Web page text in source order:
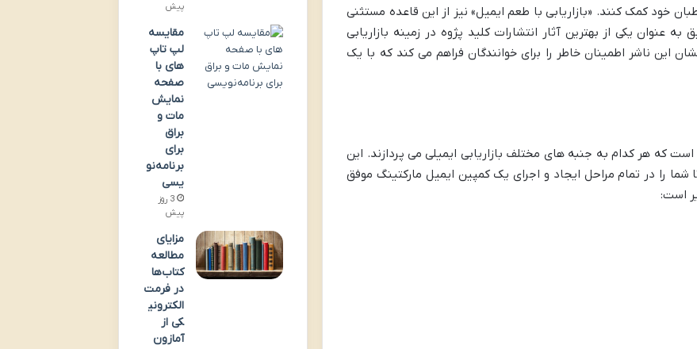
خود کمک کنند. «بازاریابی با طعم ایمیل» نیز از این قاعده مستثنی
عنوان یکی از بهترین آثار انتشارات کلید پژوه در زمینه بازاریابی
این ناشر اطمینان خاطر را برای خوانندگان فراهم می کند که با یک
که هر کدام به جنبه های مختلف بازاریابی ایمیلی می پردازند. این
را در تمام مراحل ایجاد و اجرای یک کمپین ایمیل مارکتینگ موفق
است:
پیش
مقایسه
لپ تاپ
های با
صفحه
نمایش
مات و
براق
برای
برنامه‌نو
یسی
3 روز
پیش
مزایای
مطالعه
کتاب‌ها
در فرمت
الکترونی
کی از
آمازون